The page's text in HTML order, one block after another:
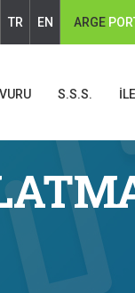
TR EN ARGE
S.S.S.